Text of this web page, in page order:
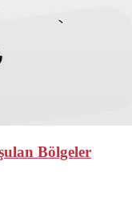
Bölgeler